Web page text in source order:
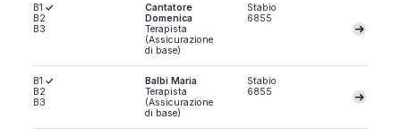
B1
B2
B3
Cantatore
Domenica
Terapista
(Assicurazione
di base)
6855
Stabio
B1
B2
B3
Balbi Maria
Terapista
(Assicurazione
di base)
6855
Stabio